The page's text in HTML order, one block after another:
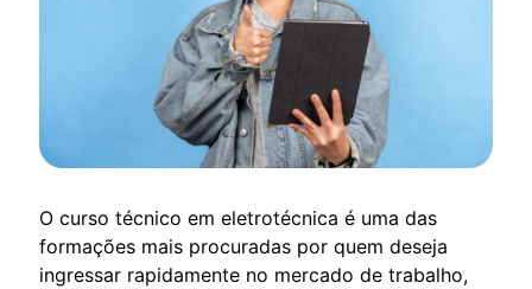
O curso técnico em eletrotécnica é uma das
formações mais procuradas por quem deseja
ingressar rapidamente no mercado de trabalho,